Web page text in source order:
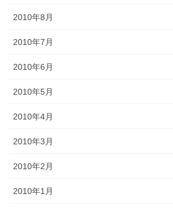
2010年8月
2010年7月
2010年6月
2010年5月
2010年4月
2010年3月
2010年2月
2010年1月